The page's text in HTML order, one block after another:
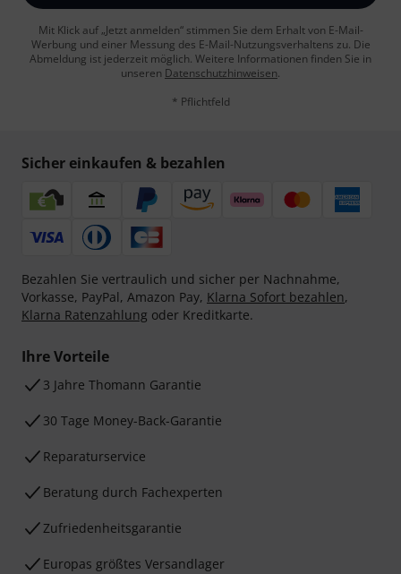
Mit Klick auf „Jetzt anmelden“ stimmen Sie dem Erhalt von E-Mail-
Werbung und einer Messung des E-Mail-Nutzungsverhaltens zu. Die
Abmeldung ist jederzeit möglich. Weitere Informationen finden Sie in
unseren Datenschutzhinweisen.
* Pflichtfeld
Sicher einkaufen & bezahlen
Bezahlen Sie vertraulich und sicher per Nachnahme,
Vorkasse, PayPal, Amazon Pay, Klarna Sofort bezahlen,
Klarna Ratenzahlung oder Kreditkarte.
Ihre Vorteile
3 Jahre Thomann Garantie
30 Tage Money-Back-Garantie
Reparaturservice
Beratung durch Fachexperten
Zufriedenheitsgarantie
Europas größtes Versandlager